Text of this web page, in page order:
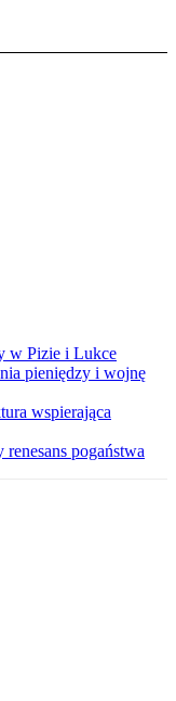
w Pizie i Lukce
pieniędzy i wojnę
wspierająca
pogaństwa